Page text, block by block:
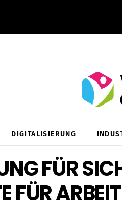
DIGITALISIERUNG
FÜR
FÜR